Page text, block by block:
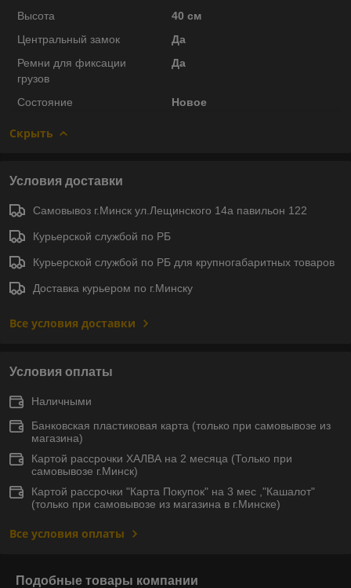
Высота
40 см
Центральный замок
Да
Ремни для фиксации
грузов
Да
Состояние Новое
Скрыть
Условия доставки
Самовывоз г.Минск ул.Лещинского 14а павильон 122
Курьерской службой по РБ
Курьерской службой по РБ для крупногабаритных товаров
Доставка курьером по г.Минску
Все условия доставки
Условия оплаты
Наличными
Банковская пластиковая карта (только при самовывозе из
магазина)
Картой рассрочки ХАЛВА на 2 месяца (Только при
самовывозе г.Минск)
Картой рассрочки "Карта Покупок" на 3 мес ,"Кашалот"
(только при самовывозе из магазина в г.Минске)
Все условия оплаты
Подобные товары компании